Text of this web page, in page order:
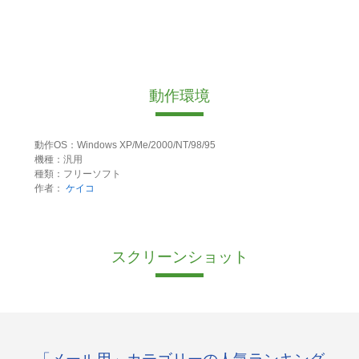
動作環境
動作OS：Windows XP/Me/2000/NT/98/95
機種：汎用
種類：フリーソフト
作者： ケイコ
スクリーンショット